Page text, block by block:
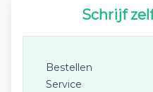
Schrijf
Bestellen
Service